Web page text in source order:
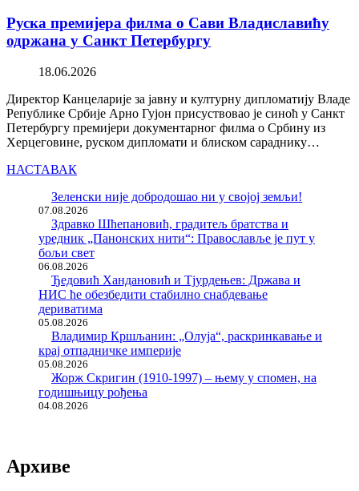
Руска премијера филма о Сави Владиславићу
одржана у Санкт Петербургу
18.06.2026
Директор Канцеларије за јавну и културну дипломатију Владе
Републике Србије Арно Гујон присуствовао је синоћ у Санкт
Петербургу премијери документарног филма о Србину из
Херцеговине, руском дипломати и блиском сараднику…
НАСТАВАК
Зеленски није добродошао ни у својој земљи!
07.08.2026
Здравко Шћепановић, градитељ братства и
уредник „Панонских нити“: Православље је пут у
бољи свет
06.08.2026
Ђедовић Хандановић и Тјурдењев: Држава и
НИС ће обезбедити стабилно снабдевање
дериватима
05.08.2026
Владимир Кршљанин: „Олуја“, раскринкавање и
крај отпадничке империје
05.08.2026
Жорж Скригин (1910-1997) – њему у спомен, на
годишњицу рођења
04.08.2026
Архиве